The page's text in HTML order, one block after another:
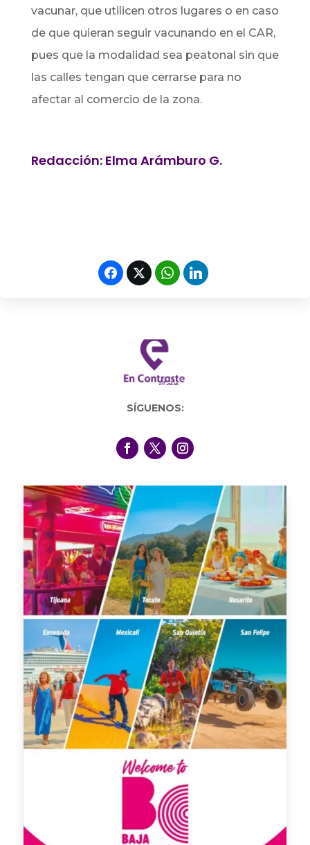
vacunar, que utilicen otros lugares o en caso
de que quieran seguir vacunando en el CAR,
pues que la modalidad sea peatonal sin que
las calles tengan que cerrarse para no
afectar al comercio de la zona.
Redacción: Elma Arámburo G.
SÍGUENOS: